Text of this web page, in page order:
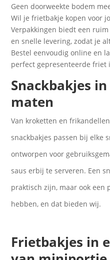
Geen doorweekte bodem
Wil je frietbakje kopen voor
Verpakkingen biedt een
en snelle levering, zodat je
Bestel eenvoudig online en
perfect gepresenteerde friet
Snackbakjes
maten
Van kroketten en
snackbakjes passen bij elke
ontworpen voor
saus erbij te serveren. Een
praktisch zijn, maar ook
hebben, en dat bieden wij.
Frietbakjes in